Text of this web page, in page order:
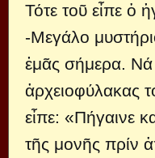
Τότε τοῦ εἶπε ὁ
-Μεγάλο
ἐμᾶς σήμερα.
ἀρχειοφύλακας
εἶπε: «Πήγαινε
τῆς μονῆς πρίν